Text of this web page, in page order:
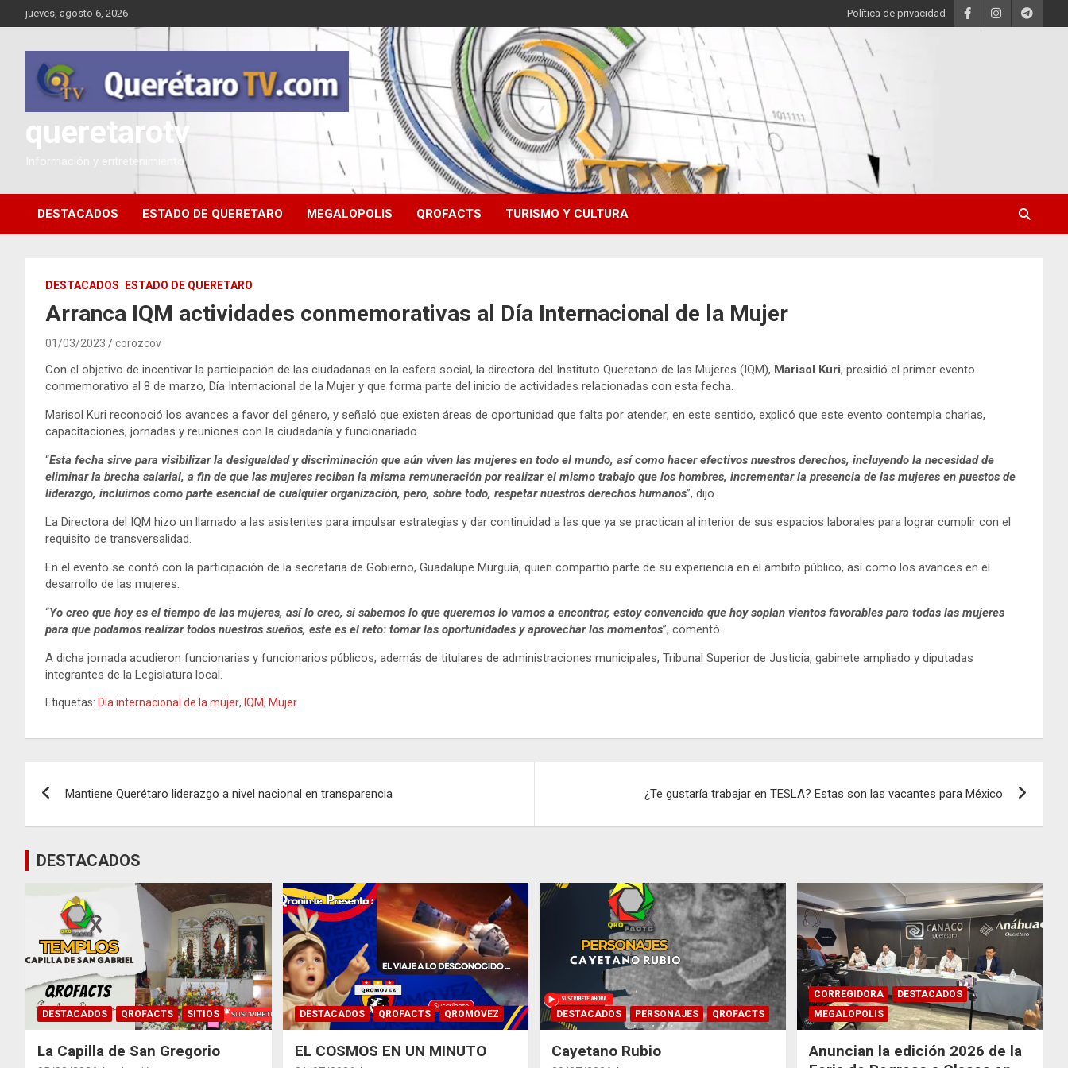
Saltar
al
jueves, agosto 6, 2026 Política de privacidad
queretarotv
Información y entretenimiento
DESTACADOS ESTADO DE QUERETARO MEGALOPOLIS QROFACTS TURISMO Y CULTURA
DESTACADOS ESTADO DE QUERETARO
Arranca IQM actividades conmemorativas al Día Internacional de la Mujer
01/03/2023 corozcov
Con el objetivo de incentivar la participación de las ciudadanas en la esfera social, la directora del Instituto Queretano de las Mujeres (IQM), Marisol Kuri, presidió el primer evento
conmemorativo al 8 de marzo, Día Internacional de la Mujer y que forma parte del inicio de actividades relacionadas con esta fecha.
Marisol Kuri reconoció los avances a favor del género, y señaló que existen áreas de oportunidad que falta por atender; en este sentido, explicó que este evento contempla charlas,
capacitaciones, jornadas y reuniones con la ciudadanía y funcionariado.
“Esta fecha sirve para visibilizar la desigualdad y discriminación que aún viven las mujeres en todo el mundo, así como hacer efectivos nuestros derechos, incluyendo la necesidad de
eliminar la brecha salarial, a fin de que las mujeres reciban la misma remuneración por realizar el mismo trabajo que los hombres, incrementar la presencia de las mujeres en puestos de
liderazgo, incluirnos como parte esencial de cualquier organización, pero, sobre todo, respetar nuestros derechos humanos”, dijo.
La Directora del IQM hizo un llamado a las asistentes para impulsar estrategias y dar continuidad a las que ya se practican al interior de sus espacios laborales para lograr cumplir con el
requisito de transversalidad.
En el evento se contó con la participación de la secretaria de Gobierno, Guadalupe Murguía, quien compartió parte de su experiencia en el ámbito público, así como los avances en el
desarrollo de las mujeres.
“Yo creo que hoy es el tiempo de las mujeres, así lo creo, si sabemos lo que queremos lo vamos a encontrar, estoy convencida que hoy soplan vientos favorables para todas las mujeres
para que podamos realizar todos nuestros sueños, este es el reto: tomar las oportunidades y aprovechar los momentos”, comentó.
A dicha jornada acudieron funcionarias y funcionarios públicos, además de titulares de administraciones municipales, Tribunal Superior de Justicia, gabinete ampliado y diputadas
integrantes de la Legislatura local.
Etiquetas: Día internacional de la mujer, IQM, Mujer
entradas
Mantiene Querétaro liderazgo a nivel nacional en transparencia ¿Te gustaría trabajar en TESLA? Estas son las vacantes para México
DESTACADOS
DESTACADOS QROFACTS SITIOS
La Capilla de San Gregorio
DESTACADOS QROFACTS QROMOVEZ
EL COSMOS EN UN MINUTO
DESTACADOS PERSONAJES QROFACTS
Cayetano Rubio
CORREGIDORA
DESTACADOS
MEGALOPOLIS
Anuncian la edición 2026 de la